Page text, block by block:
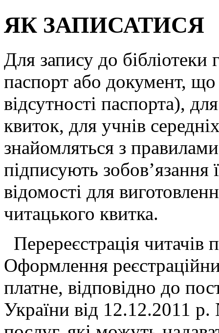
ЯК ЗАПИСАТИСЯ
Для запису до
паспорт або документ,
відсутності паспорта),
квиток, для учнів
знайомляться з
підписують зобов’язання
відомості для
читацького квитка.
Перереєстрація
Оформлення
платне, відповідно до
України від 12.12.2011